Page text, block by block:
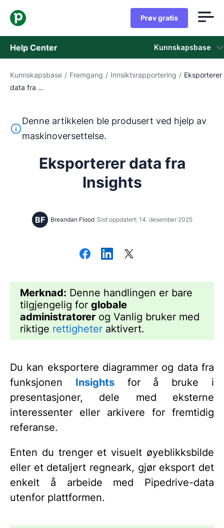
Prøv gratis
Help Center Kunnskapsbase
Kunnskapsbase
Kontakt kundestøtten
Kunnskapsbase / Fremgang / Innsiktsrapportering / Eksporterer
data fra ...
Denne teksten ble oversatt fra engelsk ved hjelp av et
Denne artikkelen ble produsert ved hjelp av
maskinoversettelse.
Eksporterer data fra
Insights
BF Breandan Flood Sist oppdatert: 14. desember 2025
Merknad: Denne handlingen er bare
tilgjengelig for globale
administratorer og Vanlig bruker med
riktige rettigheter aktivert.
Du kan eksportere diagrammer og data fra
funksjonen Insightsfor å bruke i
presentasjoner, dele med eksterne
interessenter eller arkivere for fremtidig
referanse.
Enten du trenger et visuelt øyeblikksbilde
eller et detaljert regneark, gjør eksport det
enkelt å arbeide med Pipedrive-data
utenfor plattformen.